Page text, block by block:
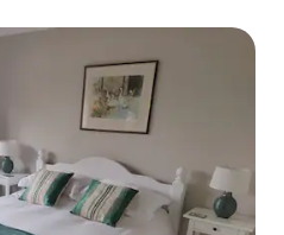
beğenilenler arasında